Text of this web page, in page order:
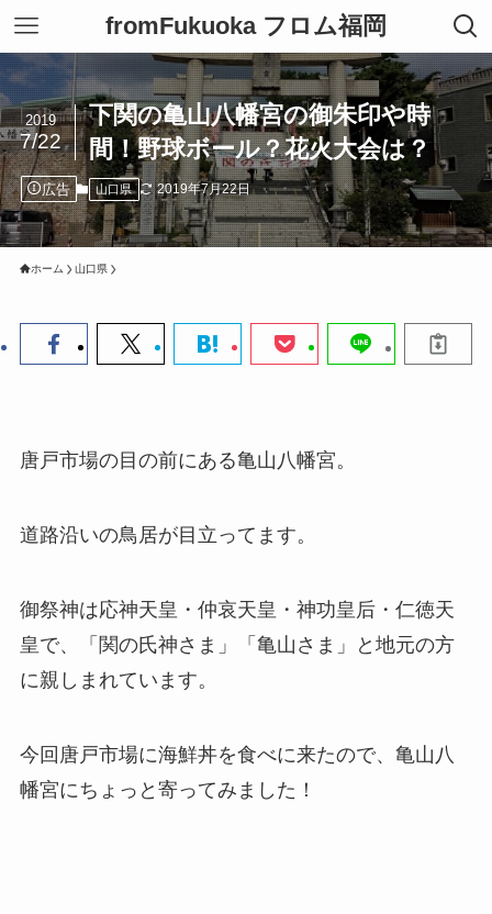
fromFukuoka フロム福岡
下関の亀山八幡宮の御朱印や時
間！野球ボール？花火大会は？
2019
7/22
広告 山口県 2019年7月22日
ホーム 山口県
唐戸市場の目の前にある亀山八幡宮。
道路沿いの鳥居が目立ってます。
御祭神は応神天皇・仲哀天皇・神功皇后・仁徳天
皇で、「関の氏神さま」「亀山さま」と地元の方
に親しまれています。
今回唐戸市場に海鮮丼を食べに来たので、亀山八
幡宮にちょっと寄ってみました！